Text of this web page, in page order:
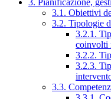
3. Pianificazione,
3.1. Obiettivi
3.2. Tipologie
3.2.1.
coinvolti
3.2.2.
3.2.3.
3.3.